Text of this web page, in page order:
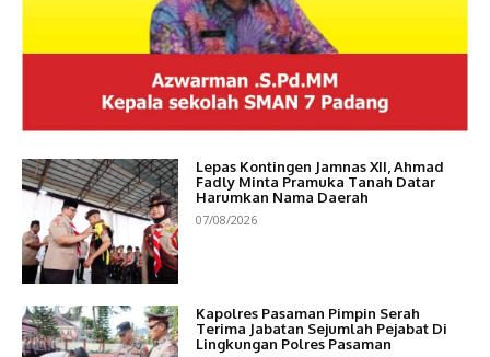
Lepas Kontingen Jamnas XII, Ahmad
Fadly Minta Pramuka Tanah Datar
Harumkan Nama Daerah
07/08/2026
Kapolres Pasaman Pimpin Serah
Terima Jabatan Sejumlah Pejabat Di
Lingkungan Polres Pasaman